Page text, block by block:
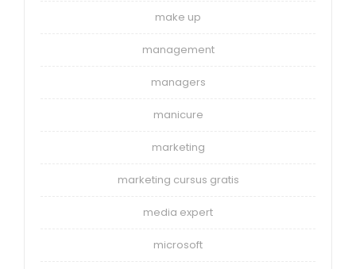
make up
management
managers
manicure
marketing
marketing cursus gratis
media expert
microsoft